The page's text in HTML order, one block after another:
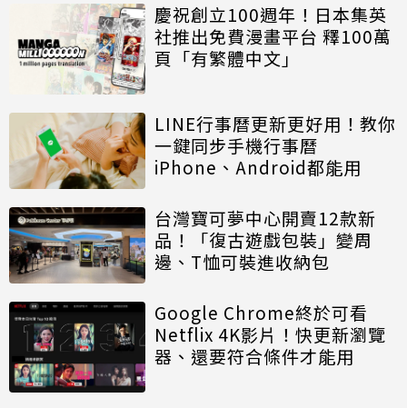
慶祝創立100週年！日本集英
社推出免費漫畫平台 釋100萬
頁「有繁體中文」
LINE行事曆更新更好用！教你
一鍵同步手機行事曆
iPhone、Android都能用
台灣寶可夢中心開賣12款新
品！「復古遊戲包裝」變周
邊、T恤可裝進收納包
Google Chrome終於可看
Netflix 4K影片！快更新瀏覽
器、還要符合條件才能用